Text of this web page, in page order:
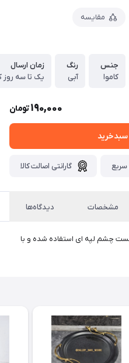
مقایسه
جنس
کاموا
رنگ
آبی
زمان ارسال
یک تا سه روز
190,000تومان
سریع گارانتی اصالت کالا
مشخصات دیدگاه‌ها
رنگی قابل سفارشه نماد سال1403 هست چشم لپه ای استفاده شده و با